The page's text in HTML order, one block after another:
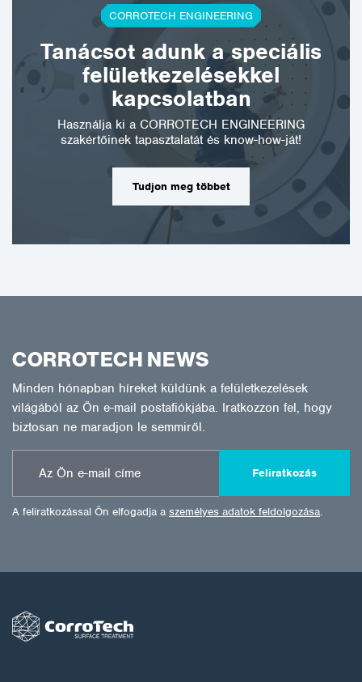
CORROTECH ENGINEERING
Tanácsot adunk a speciális
felületkezelésekkel
kapcsolatban
Használja ki a CORROTECH ENGINEERING
szakértőinek tapasztalatát és know-how-ját!
Tudjon meg többet
CORROTECH NEWS
Minden hónapban híreket küldünk a felületkezelések
világából az Ön e-mail postafiókjába. Iratkozzon fel, hogy
biztosan ne maradjon le semmiről.
Feliratkozás
A feliratkozással Ön elfogadja a személyes adatok feldolgozása.